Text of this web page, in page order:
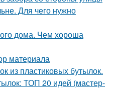
Для чего нужно
дома. Чем хороша
материала
из пластиковых бутылок.
ТОП 20 идей (мастер-